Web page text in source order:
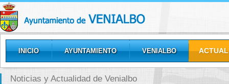
INICIO AYUNTAMIENTO VENIALBO
GALERÍAS
Noticias y Actualidad de Venialbo